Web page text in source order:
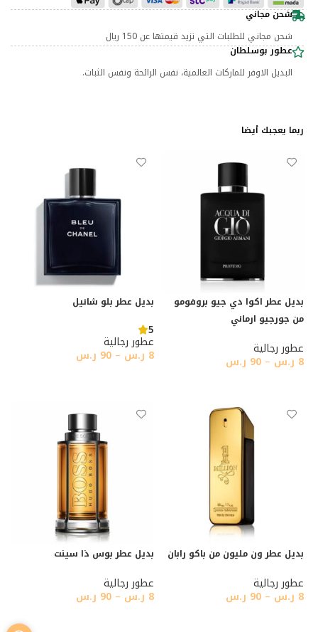
شحن مجاني
شحن مجاني للطلبات التي تزيد قيمتها عن 150 ريال
عطور بوسلطان
البديل الاوفر للماركات العالمية، نفس الرائحة ونفس الثبات.
ربما يعجبك أيضا
بديل عطر اكوا دي جيو بروفومو
من جورجيو ارماني
عطور رجالية
8 ر.س –
90 ر.س
بديل عطر بلو شانيل
5
عطور رجالية
8 ر.س –
90 ر.س
بديل عطر ون مليون من باكو رابان
عطور رجالية
8 ر.س –
90 ر.س
بديل عطر بوس ذا سينت
عطور رجالية
8 ر.س –
90 ر.س